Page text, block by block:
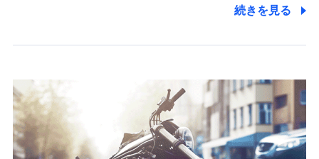
SBIリスタ少額短期保険会社
(https://www.jishin.co.jp/)
スマートプラス少額短期保険株式会社
（https://www.smartplus-insurance.com/）
チューリッヒ少額短期保険株式会社
続きを見る